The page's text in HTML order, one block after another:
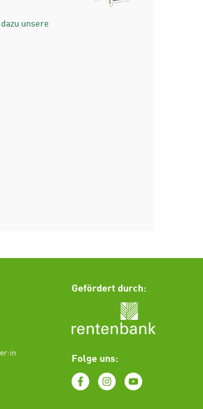
unsere
Gefördert durch:
Folge uns: